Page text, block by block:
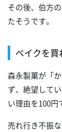
その後、伯方
たそうです。
ベイクを
森永製菓が「
ず、絶望して
い理由を100円
売れ行き不振